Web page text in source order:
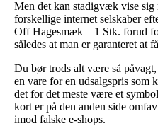
Men det kan stadigvæk vise
forskellige internet selskaber
Off Hagesmæk – 1 Stk. forud
således at man er garanteret at
Du bør trods alt være så
en vare for en udsalgspris som
det for det meste være et
kort er på den anden side
imod falske e-shops.